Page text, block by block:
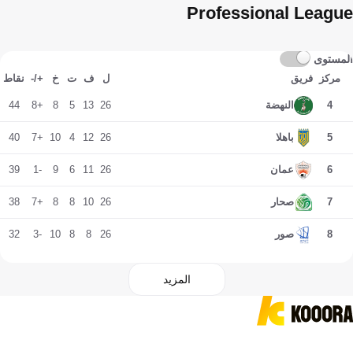
Professional League
المستوى
مركز فريق ل ف ت خ +/- نقاط
4 النهضة 26
13
5
8
+8
44
5 باهلا 26
12
4
10
+7
40
6 عمان 26
11
6
9
-1
39
7 صحار 26
10
8
8
+7
38
8 صور 26
8
8
10
-3
32
المزيد